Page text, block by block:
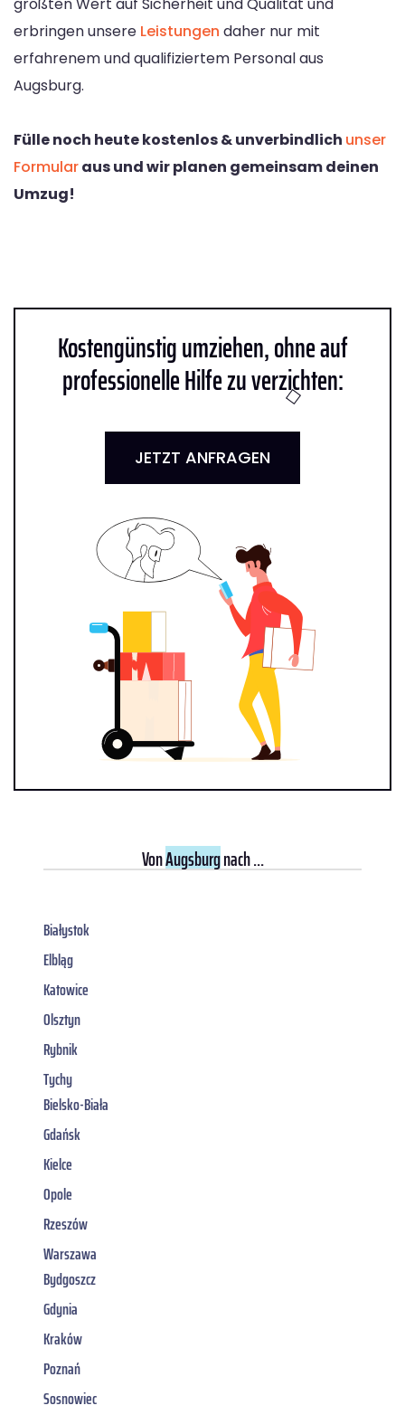
größten Wert auf Sicherheit und Qualität und
erbringen unsere Leistungen daher nur mit
erfahrenem und qualifiziertem Personal aus
Augsburg.
Fülle noch heute kostenlos & unverbindlich unser
Formularaus und wir planen gemeinsam deinen
Umzug!
Kostengünstig umziehen, ohne auf
professionelle Hilfe zu verzichten:
JETZT ANFRAGEN
VonAugsburgnach ...
Białystok
Elbląg
Katowice
Olsztyn
Rybnik
Tychy
Bielsko-Biała
Gdańsk
Kielce
Opole
Rzeszów
Warszawa
Bydgoszcz
Gdynia
Kraków
Poznań
Sosnowiec